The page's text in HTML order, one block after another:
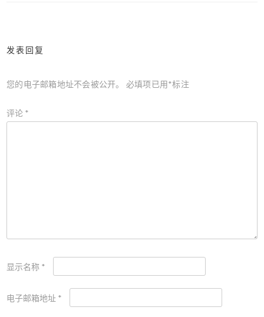
发表回复
您的电子邮箱地址不会被公开。 必填项已用*标注
评论 *
显示名称 *
电子邮箱地址 *